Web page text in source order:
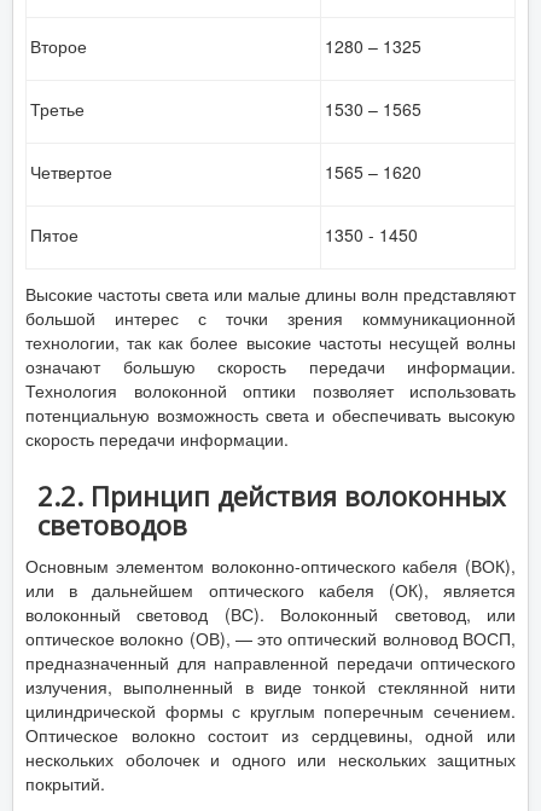
Второе 1280 – 1325
Третье 1530 – 1565
Четвертое 1565 – 1620
Пятое 1350 - 1450
Высокие частоты света или малые длины волн представляют
большой интерес с точки зрения коммуникационной
технологии, так как более высокие частоты несущей волны
означают большую скорость передачи информации.
Технология волоконной оптики позволяет использовать
потенциальную возможность света и обеспечивать высокую
скорость передачи информации.
2.2. Принцип действия волоконных
световодов
Основным элементом волоконно-оптического кабеля (ВОК),
или в дальнейшем оптического кабеля (ОК), является
волоконный световод (ВС). Волоконный световод, или
оптическое волокно (ОВ), — это оптический волновод ВОСП,
предназначенный для направленной передачи оптического
излучения, выполненный в виде тонкой стеклянной нити
цилиндрической формы с круглым поперечным сечением.
Оптическое волокно состоит из сердцевины, одной или
нескольких оболочек и одного или нескольких защитных
покрытий.